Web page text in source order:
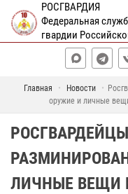
РОСГВАРДИЯ
Федеральная
гвардии
Главная Новости
оружие и личные
ЛИЧНЫЕ ВЕЩИ